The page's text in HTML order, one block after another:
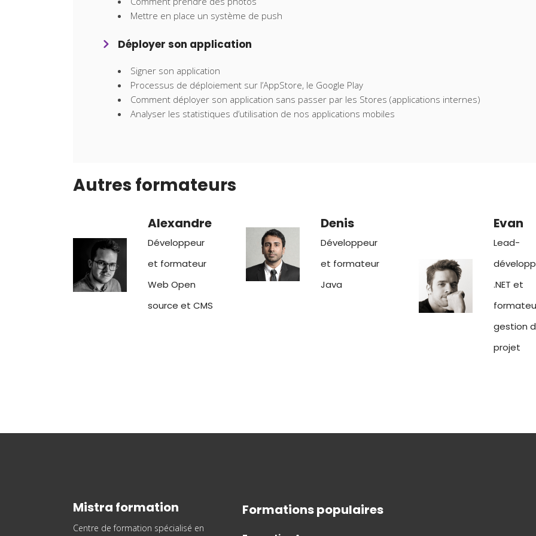
Mettre en place un système de push
Déployer son application
Signer son application
Processus de déploiement sur l’AppStore, le Google Play
Comment déployer son application sans passer par les Stores (applications internes)
Analyser les statistiques d’utilisation de nos applications mobiles
Autres formateurs
Alexandre
Développeur
et formateur
Web Open
source et CMS
Denis
Développeur
et formateur
Java
Evan
Lead-
.NET et
gestion
projet
Mistra formation
Centre de formation spécialisé en
Formations populaires